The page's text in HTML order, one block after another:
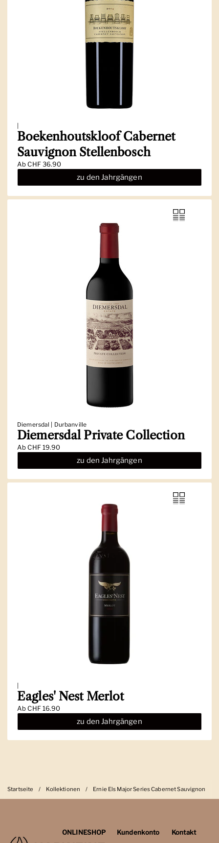
|
Boekenhoutskloof Cabernet
Sauvignon Stellenbosch
AbCHF 36.90
zu den Jahrgängen
Diemersdal | Durbanville
Diemersdal Private Collection
AbCHF 19.90
zu den Jahrgängen
|
Eagles' Nest Merlot
AbCHF 16.90
zu den Jahrgängen
Startseite / Kollektionen / Ernie Els Major Series Cabernet Sauvignon
ONLINESHOP
Kundenkonto
Kontakt